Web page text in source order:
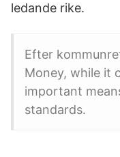
ledande rike.
Efter
Money, while it
important
standards.